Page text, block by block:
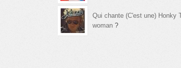
Qui chante (C'est une) Honky
woman ?